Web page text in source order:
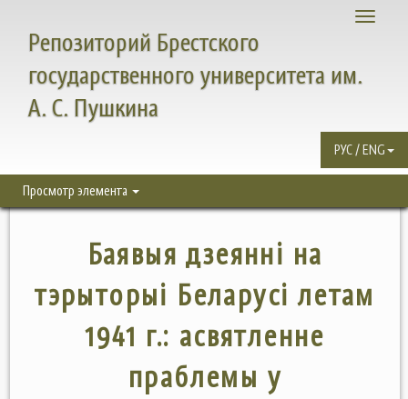
Toggle
Репозиторий Брестского
государственного университета им.
А. С. Пушкина
РУС / ENG
Просмотр элемента
Баявыя дзеянні на
тэрыторыі Беларусі летам
1941 г.: асвятленне
праблемы у